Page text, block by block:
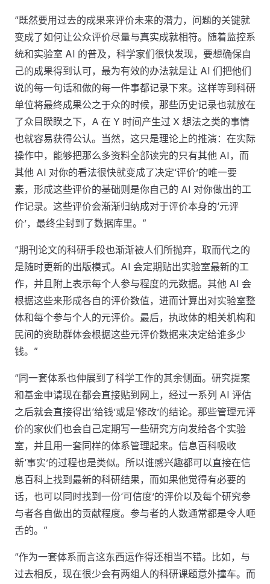
“既然要用过去的成果来评价未来的潜力，问题的关键就
变成了如何让公众评价尽量与真实成就相符。随着监控系
统和实验室 AI 的普及，科学家们很快发现，要想确保自
己的成果得到认可，最为有效的办法就是让 AI 们把他们
说的每一句话和做的每一件事都记录下来。这样等到科研
单位将最终成果公之于众的时候，那些历史记录也就放在
了众目睽睽之下，A 在 Y 时间产生过 X 想法之类的事情
也就容易获得公认。当然，这只是理论上的推演：在实际
操作中，能够把那么多资料全部读完的只有其他 AI，而
其他 AI 对你的看法很快就变成了决定‘评价’的唯一要
素，形成这些评价的基础则是你自己的 AI 对你做出的工
作记录。这些评价会渐渐归纳成对于评价本身的‘元评
价’，最终尘封到了数据库里。”
“期刊论文的科研手段也渐渐被人们所抛弃，取而代之的
是随时更新的出版模式。AI 会定期贴出实验室最新的工
作，并且附上表示每个人参与程度的元数据。其他 AI 会
根据这些来形成各自的评价数值，进而计算出对实验室整
体和每个参与个人的元评价。最后，执政体的相关机构和
民间的资助群体会根据这些元评价数据来决定给谁多少
钱。”
“同一套体系也伸展到了科学工作的其余侧面。研究提案
和基金申请现在都会直接贴到网上，经过一系列 AI 评估
之后就会直接得出‘给钱’或是‘修改’的结论。那些管理元评
价的家伙们也会自己定期写一些研究方向发给各个实验
室，并且用一套同样的体系管理起来。信息百科吸收
新‘事实’的过程也是类似。所以谁感兴趣都可以直接在信
息百科上找到最新的科研结果，而如果他觉得有必要的
话，也可以同时找到一份‘可信度’的评价以及每个研究参
与者各自做出的贡献程度。参与者的人数通常都是令人咂
舌的。”
“作为一套体系而言这东西运作得还相当不错。比如，与
过去相反，现在很少会有两组人的科研课题意外撞车。而